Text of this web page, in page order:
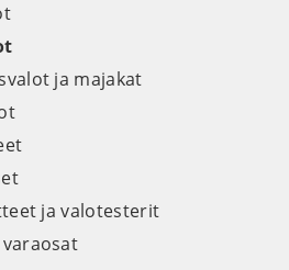
ja majakat
ja valotesterit